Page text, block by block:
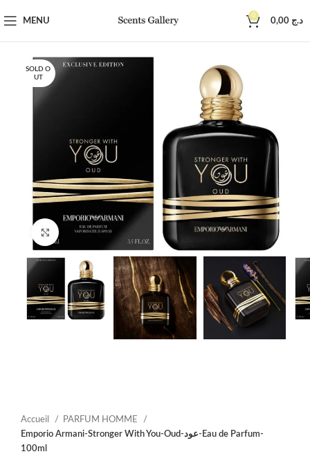
MENU
0
د.ج
SOLD O
UT
Click to enlarge
Accueil
PARFUM HOMME
Emporio Armani-Stronger With You-Oud-عود-Eau de Parfum-
100ml